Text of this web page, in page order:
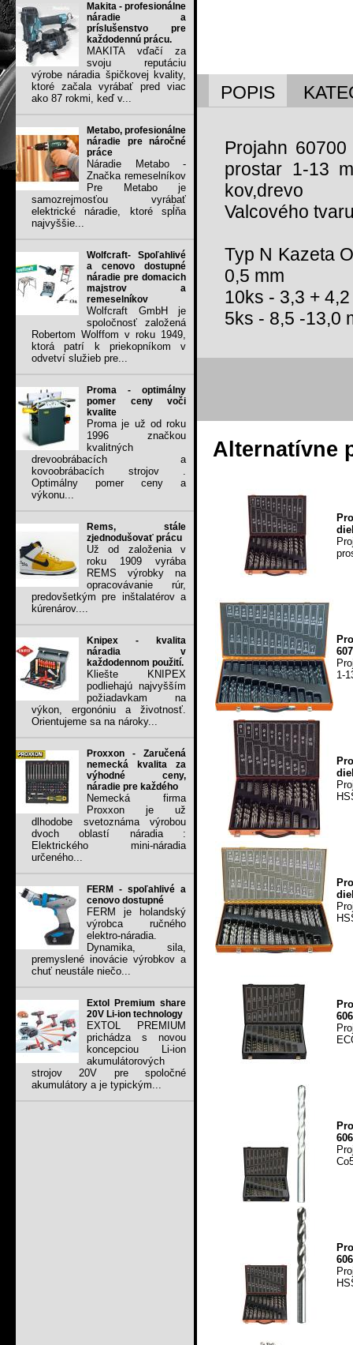
Makita - profesionálne
náradie a
príslušenstvo pre
každodennú prácu.
MAKITA vďačí za
svoju reputáciu
výrobe náradia špičkovej kvality,
ktoré začala vyrábať pred viac
ako 87 rokmi, keď v...
Metabo, profesionálne
náradie pre náročné
práce
Náradie Metabo -
Značka remeselníkov
Pre Metabo je
samozrejmosťou vyrábať
elektrické náradie, ktoré spĺňa
najvyššie...
Wolfcraft- Spoľahlivé
a cenovo dostupné
náradie pre domacich
majstrov a
remeselníkov
Wolfcraft GmbH je
spoločnosť založená
Robertom Wolffom v roku 1949,
ktorá patrí k priekopníkom v
odvetví služieb pre...
Proma - optimálny
pomer ceny voči
kvalite
Proma je už od roku
1996 značkou
kvalitných
drevoobrábacích a
kovoobrábacích strojov .
Optimálny pomer ceny a
výkonu...
Rems, stále
zjednodušovať prácu
Už od založenia v
roku 1909 vyrába
REMS výrobky na
opracovávanie rúr,
predovšetkým pre inštalatérov a
kúrenárov....
Knipex - kvalita
náradia v
každodennom použití.
Kliešte KNIPEX
podliehajú najvyšším
požiadavkam na
výkon, ergonóniu a životnosť.
Orientujeme sa na nároky...
Proxxon - Zaručená
nemecká kvalita za
výhodné ceny,
náradie pre každého
Nemecká firma
Proxxon je už
dlhodobe svetoznáma výrobou
dvoch oblastí náradia :
Elektrického mini-náradia
určeného...
FERM - spoľahlivé a
cenovo dostupné
FERM je holandský
výrobca ručného
elektro-náradia.
Dynamika, sila,
premyslené inovácie výrobkov a
chuť neustále niečo...
Extol Premium share
20V Li-ion technology
EXTOL PREMIUM
prichádza s novou
koncepciou Li-ion
akumulátorových
strojov 20V pre spoločné
akumulátory a je typickým...
POPIS
Projahn
prostar 1-13
kov,drevo
Valcového
Typ N Kazeta
0,5 mm
10ks - 3,3 +
5ks - 8,5 -13,0
Alternatívne
1-